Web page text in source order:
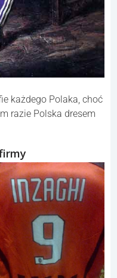
każdego Polaka, choć
razie Polska dresem